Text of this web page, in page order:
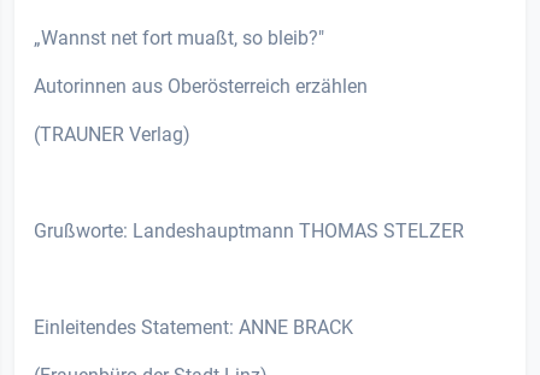
„Wannst net fort muaßt, so bleib?"
Autorinnen aus Oberösterreich erzählen
(TRAUNER Verlag)
Grußworte: Landeshauptmann THOMAS STELZER
Einleitendes Statement: ANNE BRACK